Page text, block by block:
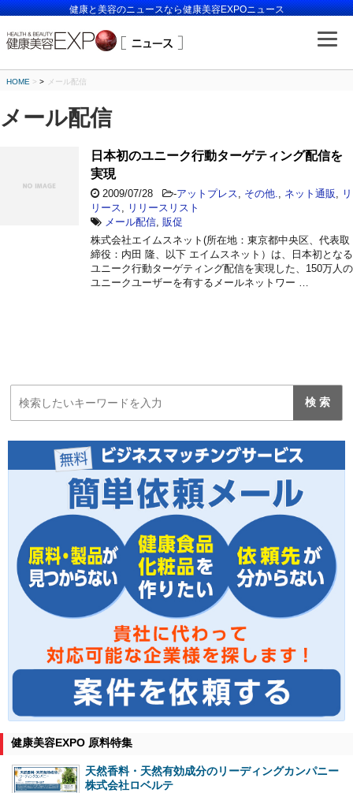
健康と美容のニュースなら健康美容EXPOニュース
HOME > メール配信
メール配信
日本初のユニーク行動ターゲティング配信を
実現
2009/07/28 -アットプレス その他. ネット通販
リ
リース
リリースリスト
メール配信 販促
株式会社エイムスネット(所在地：東京都中央区、代表取
締役：内田 隆、以下 エイムスネット）は、日本初となる
ユニーク行動ターゲティング配信を実現した、150万人の
ユニークユーザーを有するメールネットワー …
健康美容EXPO 原料特集
天然香料・天然有効成分のリーディングカンパニー
株式会社ロベルテ